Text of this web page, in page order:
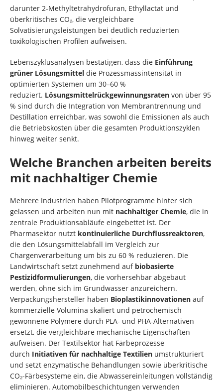
darunter 2-Methyltetrahydrofuran, Ethyllactat und
überkritisches CO₂, die vergleichbare
Solvatisierungsleistungen bei deutlich reduzierten
toxikologischen Profilen aufweisen.
Lebenszyklusanalysen bestätigen, dass die Einführung
grüner Lösungsmittel die Prozessmassintensität in
optimierten Systemen um 30–60 %
reduziert. Lösungsmittelrückgewinnungsraten von über 95
% sind durch die Integration von Membrantrennung und
Destillation erreichbar, was sowohl die Emissionen als auch
die Betriebskosten über die gesamten Produktionszyklen
hinweg weiter senkt.
Welche Branchen arbeiten bereits
mit nachhaltiger Chemie
Mehrere Industrien haben Pilotprogramme hinter sich
gelassen und arbeiten nun mit nachhaltiger Chemie, die in
zentrale Produktionsabläufe eingebettet ist. Der
Pharmasektor nutzt kontinuierliche Durchflussreaktoren,
die den Lösungsmittelabfall im Vergleich zur
Chargenverarbeitung um bis zu 60 % reduzieren. Die
Landwirtschaft setzt zunehmend auf biobasierte
Pestizidformulierungen, die vorhersehbar abgebaut
werden, ohne sich im Grundwasser anzureichern.
Verpackungshersteller haben Bioplastikinnovationen auf
kommerzielle Volumina skaliert und petrochemisch
gewonnene Polymere durch PLA- und PHA-Alternativen
ersetzt, die vergleichbare mechanische Eigenschaften
aufweisen. Der Textilsektor hat Färbeprozesse
durch Initiativen für nachhaltige Textilien umstrukturiert
und setzt enzymatische Behandlungen sowie überkritische
CO₂-Färbesysteme ein, die Abwassereinleitungen vollständig
eliminieren. Automobilbeschichtungen verwenden